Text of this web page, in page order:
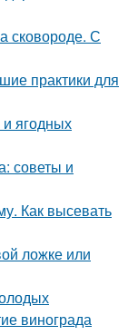
сковороде. С
практики для
ягодных
советы и
Как высевать
ложке или
винограда